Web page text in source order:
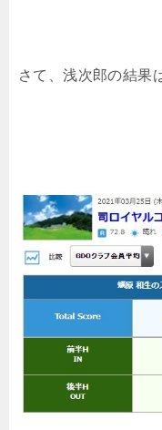
さて、浅次郎の結果